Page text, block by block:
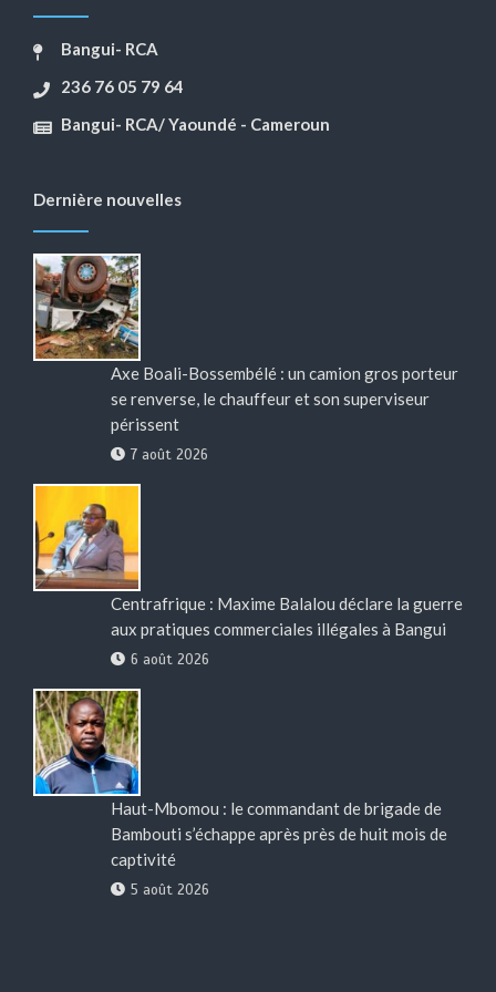
Bangui- RCA
236 76 05 79 64
Bangui- RCA/ Yaoundé - Cameroun
Dernière nouvelles
Axe Boali-Bossembélé : un camion gros porteur
se renverse, le chauffeur et son superviseur
périssent
7 août 2026
Centrafrique : Maxime Balalou déclare la guerre
aux pratiques commerciales illégales à Bangui
6 août 2026
Haut-Mbomou : le commandant de brigade de
Bambouti s’échappe après près de huit mois de
captivité
5 août 2026